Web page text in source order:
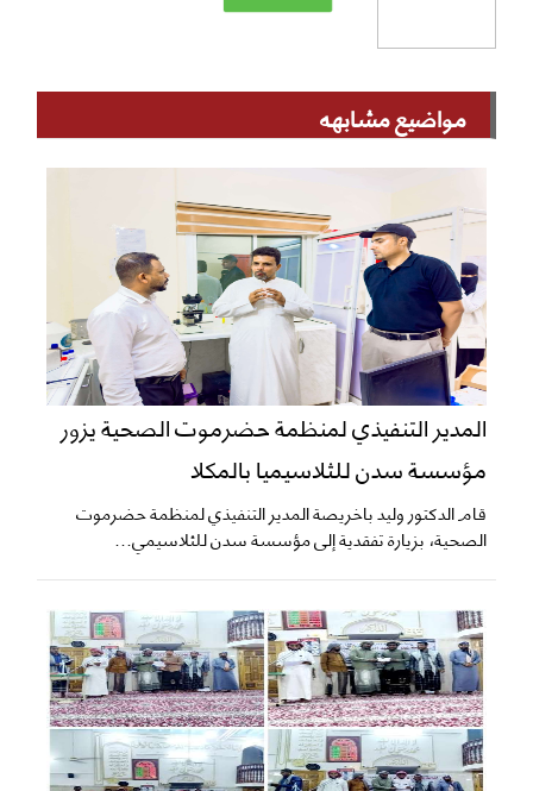
مواضيع مشابهه
المدير التنفيذي لمنظمة حضرموت الصحية يزور
مؤسسة سدن للثلاسيميا بالمكلا
قام الدكتور وليد باخريصة المدير التنفيذي لمنظمة حضرموت
الصحية، بزيارة تفقدية إلى مؤسسة سدن للثلاسيمي...